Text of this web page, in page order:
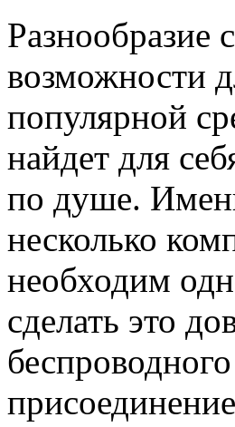
Разнообразие
возможности
популярной
найдет для
по душе.
несколько
необходим
сделать это